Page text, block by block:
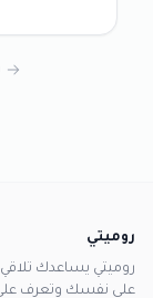
روميتي
روميتي يساعدك
على نفسك وتعرف